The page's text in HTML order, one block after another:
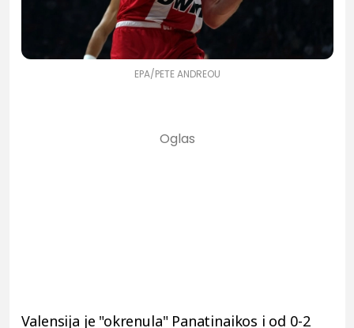
EPA/PETE ANDREOU
Valensija je "okrenula" Panatinaikos i od 0-2